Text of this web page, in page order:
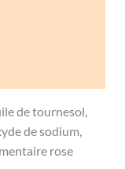
de tournesol,
de sodium,
rose